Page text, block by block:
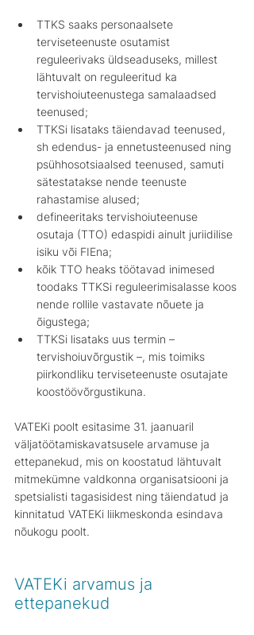
TTKS saaks personaalsete
terviseteenuste osutamist
reguleerivaks üldseaduseks, millest
lähtuvalt on reguleeritud ka
tervishoiuteenustega samalaadsed
teenused;
TTKSi lisataks täiendavad teenused,
sh edendus- ja ennetusteenused ning
psühhosotsiaalsed teenused, samuti
sätestatakse nende teenuste
rahastamise alused;
defineeritaks tervishoiuteenuse
osutaja (TTO) edaspidi ainult juriidilise
isiku või FIEna;
kõik TTO heaks töötavad inimesed
toodaks TTKSi reguleerimisalasse koos
nende rollile vastavate nõuete ja
õigustega;
TTKSi lisataks uus termin –
tervishoiuvõrgustik –, mis toimiks
piirkondliku terviseteenuste osutajate
koostöövõrgustikuna.
VATEKi poolt esitasime 31. jaanuaril
väljatöötamiskavatsusele arvamuse ja
ettepanekud, mis on koostatud lähtuvalt
mitmekümne valdkonna organisatsiooni ja
spetsialisti tagasisidest ning täiendatud ja
kinnitatud VATEKi liikmeskonda esindava
nõukogu poolt.
VATEKi arvamus ja
ettepanekud